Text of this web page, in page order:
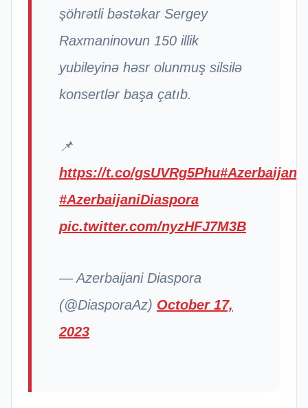
şöhrətli bəstəkar Sergey
Raxmaninovun 150 illik
yubileyinə həsr olunmuş silsilə
konsertlər başa çatıb.
📌
https://t.co/gsUVRg5Phu#Azerbaijan
#AzerbaijaniDiaspora
pic.twitter.com/nyzHFJ7M3B
— Azerbaijani Diaspora
(@DiasporaAz) October 17,
2023